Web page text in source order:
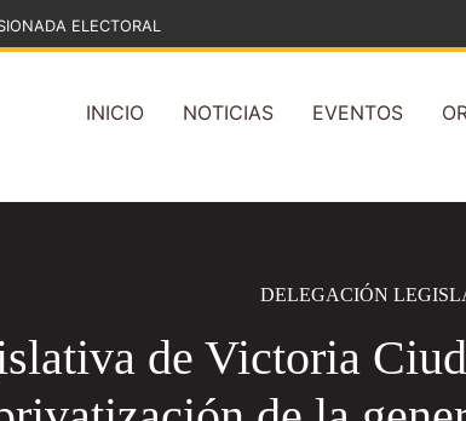
ELECTORAL
INICIO NOTICIAS EVENTOS
DELEGACIÓN
de Victoria